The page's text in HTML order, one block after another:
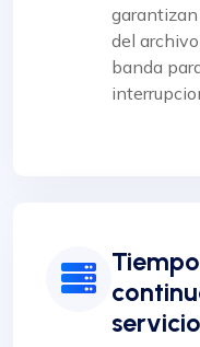
del
banda